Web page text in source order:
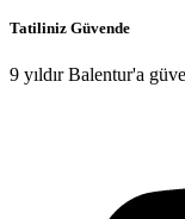
Tatiliniz Güvende
9 yıldır Balentur'a